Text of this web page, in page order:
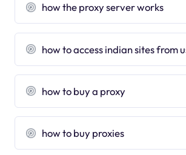
how the proxy server works
how to access indian sites from
how to buy a proxy
how to buy proxies